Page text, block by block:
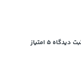
با ثبت دیدگاه 5 امتیاز